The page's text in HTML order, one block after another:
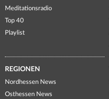
Meditationsradio
Top 40
Playlist
REGIONEN
Nordhessen News
Osthessen News